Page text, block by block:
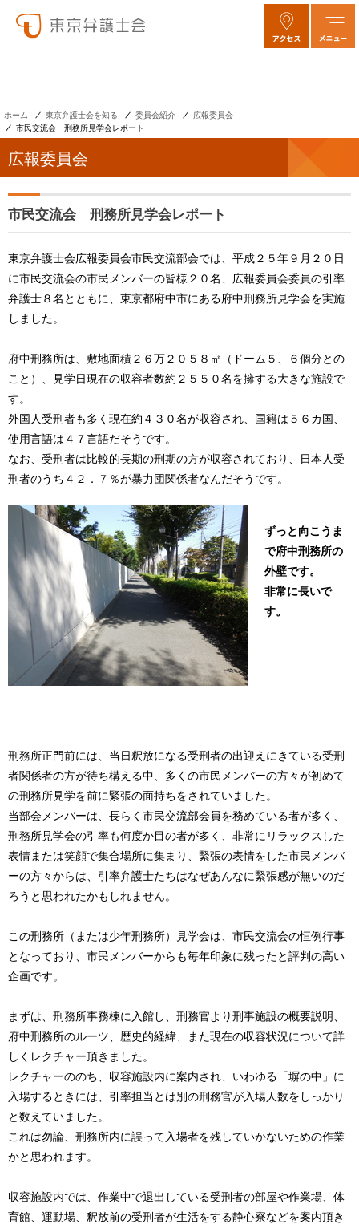
ホーム 東京弁護士会を知る 委員会紹介
広報委員会
市民交流会 刑務所見学会レポート
広報委員会
市民交流会 刑務所見学会レポート
東京弁護士会広報委員会市民交流部会では、平成２５年９月２０日
に市民交流会の市民メンバーの皆様２０名、広報委員会委員の引率
弁護士８名とともに、東京都府中市にある府中刑務所見学会を実施
しました。
府中刑務所は、敷地面積２６万２０５８㎡（ドーム５、６個分との
こと）、見学日現在の収容者数約２５５０名を擁する大きな施設で
す。
外国人受刑者も多く現在約４３０名が収容され、国籍は５６カ国、
使用言語は４７言語だそうです。
なお、受刑者は比較的長期の刑期の方が収容されており、日本人受
刑者のうち４２．７％が暴力団関係者なんだそうです。
ずっと向こうま
で府中刑務所の
外壁です。
非常に長いで
す。
刑務所正門前には、当日釈放になる受刑者の出迎えにきている受刑
者関係者の方が待ち構える中、多くの市民メンバーの方々が初めて
の刑務所見学を前に緊張の面持ちをされていました。
当部会メンバーは、長らく市民交流部会員を務めている者が多く、
刑務所見学会の引率も何度か目の者が多く、非常にリラックスした
表情または笑顔で集合場所に集まり、緊張の表情をした市民メンバ
ーの方々からは、引率弁護士たちはなぜあんなに緊張感が無いのだ
ろうと思われたかもしれません。
この刑務所（または少年刑務所）見学会は、市民交流会の恒例行事
となっており、市民メンバーからも毎年印象に残ったと評判の高い
企画です。
まずは、刑務所事務棟に入館し、刑務官より刑事施設の概要説明、
府中刑務所のルーツ、歴史的経緯、また現在の収容状況について詳
しくレクチャー頂きました。
レクチャーののち、収容施設内に案内され、いわゆる「塀の中」に
入場するときには、引率担当とは別の刑務官が入場人数をしっかり
と数えていました。
これは勿論、刑務所内に誤って入場者を残していかないための作業
かと思われます。
収容施設内では、作業中で退出している受刑者の部屋や作業場、体
育館、運動場、釈放前の受刑者が生活をする静心寮などを案内頂き